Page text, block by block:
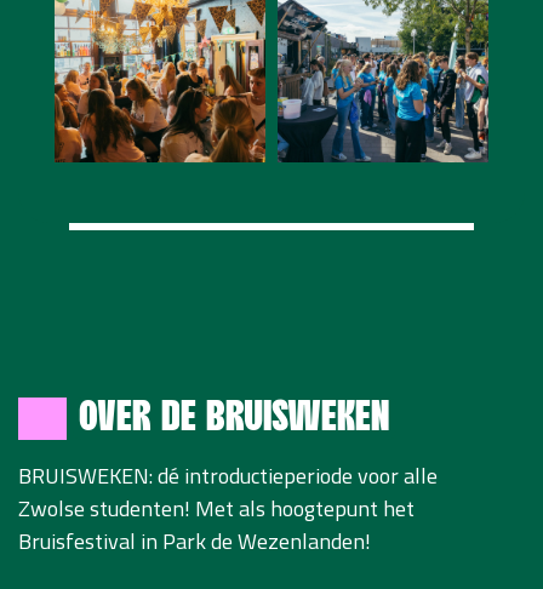
OVER DE BRUISWEKEN
BRUISWEKEN: dé introductieperiode voor alle
Zwolse studenten! Met als hoogtepunt het
Bruisfestival in Park de Wezenlanden!